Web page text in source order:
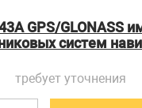
GPS/GLONASS
систем
требует уточнения